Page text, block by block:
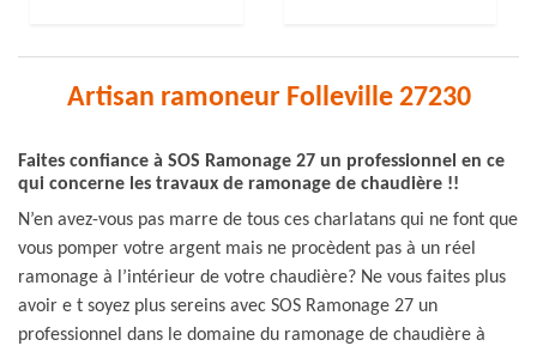
Artisan ramoneur Folleville 27230
Faites confiance à SOS Ramonage 27 un professionnel en ce
qui concerne les travaux de ramonage de chaudière !!
N’en avez-vous pas marre de tous ces charlatans qui ne font que
vous pomper votre argent mais ne procèdent pas à un réel
ramonage à l’intérieur de votre chaudière? Ne vous faites plus
avoir e t soyez plus sereins avec SOS Ramonage 27 un
professionnel dans le domaine du ramonage de chaudière à